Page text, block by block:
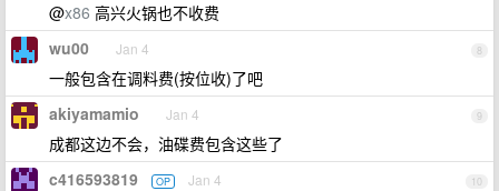
@x86 高兴火锅也不收费
8
wu00 Jan 4
一般包含在调料费(按位收)了吧
9
akiyamamio Jan 4
成都这边不会，油碟费包含这些了
10
c416593819 OP Jan 4